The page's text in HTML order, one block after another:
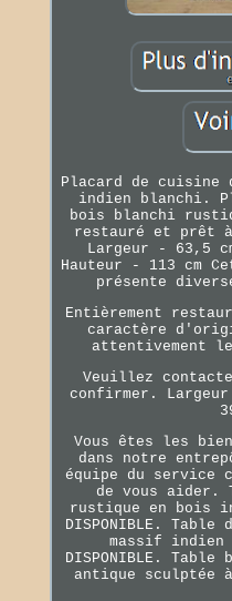
Placard de cuisine
indien blanchi.
bois blanchi
restauré et prêt
Largeur - 63,5
Hauteur - 113 cm
présente
Entièrement
caractère
attentivement
Veuillez
confirmer.
Vous êtes les
dans notre
équipe du
de vous aider.
rustique en bois
DISPONIBLE.
massif indien
DISPONIBLE.
antique sculptée